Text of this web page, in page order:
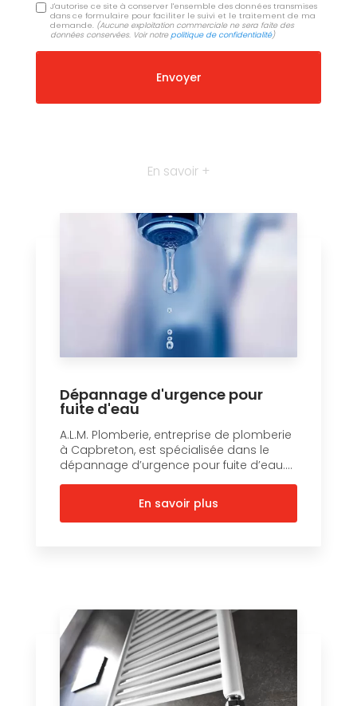
J'autorise ce site à conserver l'ensemble des données transmises
dans ce formulaire pour faciliter le suivi et le traitement de ma
demande. (Aucune exploitation commerciale ne sera faite des
données conservées. Voir notrepolitique de confidentialité)
En savoir +
Dépannage d'urgence pour
fuite d'eau
A.L.M. Plomberie, entreprise de plomberie
à Capbreton, est spécialisée dans le
dépannage d’urgence pour fuite d’eau....
En savoir plus